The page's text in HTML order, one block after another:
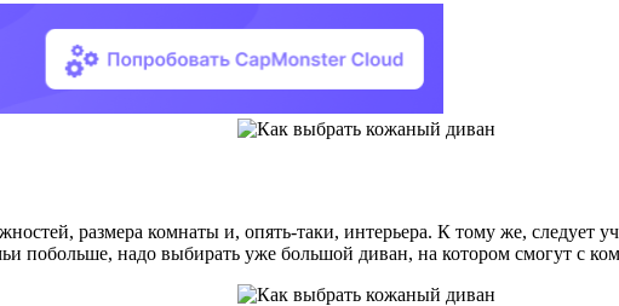
размера комнаты и, опять-таки, интерьера. К тому же, следует
побольше, надо выбирать уже большой диван, на котором смогут с